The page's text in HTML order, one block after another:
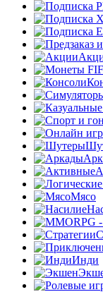
Мясо
Инди